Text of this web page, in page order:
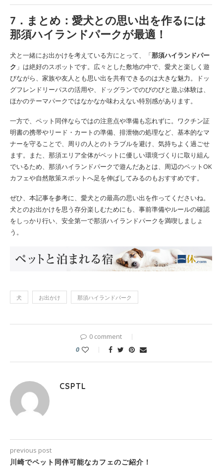
7．まとめ：愛犬との思い出を作るには
那須ハイランドパークが最適！
犬と一緒にお出かけを考えている方にとって、「那須ハイランドパー
ク 」は絶好のスポットです。広々とした敷地の中で、愛犬と楽しく遊
びながら、家族や友人とも思い出を共有できるのは大きな魅力。ドッ
グフレンドリーパスの活用や、ドッグランでのびのびと遊ぶ体験は、
ほかのテーマパークではなかなか味わえない特別感があります。
一方で、ペット同伴ならではの注意点や準備も忘れずに。ワクチン証
明書の携帯やリード・カートの準備、排泄物の処理など、基本的なマ
ナーを守ることで、周りの人とのトラブルを避け、気持ちよく過ごせ
ます。また、那須エリア全体がペットに優しい環境づくりに取り組ん
でいるため、那須ハイランドパークで遊んだあとは、周辺のペットOK
カフェや自然散策スポットへ足を伸ばしてみるのもおすすめです。
ぜひ、本記事を参考に、愛犬との最高の思い出を作ってくださいね。
犬とのお出かけを思う存分楽しむためにも、事前準備やルールの確認
をしっかり行い、安全第一で那須ハイランドパークを満喫しましょ
う。
犬 お出かけ 那須ハイランドパーク
0 comment
0
CSPTL
previous post
川崎でペット同伴可能なカフェのご紹介！